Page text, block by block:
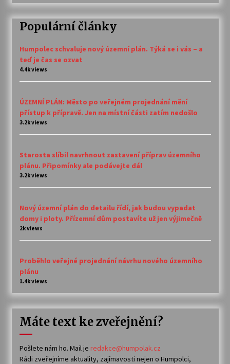
Populární články
Humpolec schvaluje nový územní plán. Týká se i vás – a
teď je čas se ozvat
4.4k views
ÚZEMNÍ PLÁN: Město po veřejném projednání mění
přístup k přípravě. Jen na místní části zatím nedošlo
3.2k views
Starosta slíbil navrhnout zastavení příprav územního
plánu. Připomínky ale podávejte dál
3.2k views
Nový územní plán do detailu řídí, jak budou vypadat
domy i ploty. Přízemní dům postavíte už jen výjimečně
2k views
Proběhlo veřejné projednání návrhu nového územního
plánu
1.4k views
Máte text ke zveřejnění?
Pošlete nám ho. Mail je redakce@humpolak.cz
Rádi zveřejníme aktuality, zajímavosti nejen o Humpolci,